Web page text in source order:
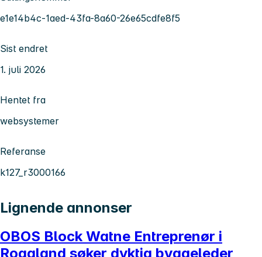
e1e14b4c-1aed-43fa-8a60-26e65cdfe8f5
Sist endret
1. juli 2026
Hentet fra
websystemer
Referanse
k127_r3000166
Lignende annonser
OBOS Block Watne Entreprenør i
Rogaland søker dyktig byggeleder